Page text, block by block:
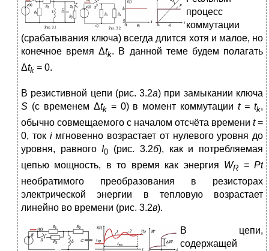
процесс
коммутации
(срабатывания ключа) всегда длится хотя и малое, но
конечное время Δtk. В данной теме будем полагать
Δtk = 0.
В резистивной цепи (рис. 3.2a) при замыкании ключа
S (с временем Δtk= 0) в момент коммутацииt = tk,
обычно совмещаемого с началом отсчёта времени t=
0, ток i мгновенно возрастает от нулевого уровня до
уровня, равного I0 (рис. 3.2б), как и потребляемая
цепью мощность, в то время как энергия WR =Pt
необратимого преобразования в резисторах
электрической энергии в тепловую возрастает
линейно во времени (рис. 3.2в).
В цепи,
содержащей